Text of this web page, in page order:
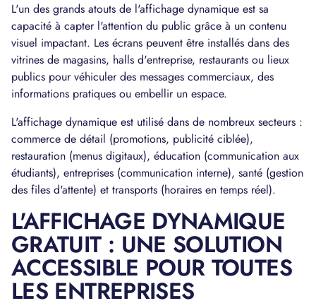
L'un des grands atouts de l'affichage dynamique est sa
capacité à capter l'attention du public grâce à un contenu
visuel impactant. Les écrans peuvent être installés dans des
vitrines de magasins, halls d'entreprise, restaurants ou lieux
publics pour véhiculer des messages commerciaux, des
informations pratiques ou embellir un espace.
L'affichage dynamique est utilisé dans de nombreux secteurs :
commerce de détail (promotions, publicité ciblée),
restauration (menus digitaux), éducation (communication aux
étudiants), entreprises (communication interne), santé (gestion
des files d'attente) et transports (horaires en temps réel).
L'AFFICHAGE DYNAMIQUE
GRATUIT : UNE SOLUTION
ACCESSIBLE POUR TOUTES
LES ENTREPRISES